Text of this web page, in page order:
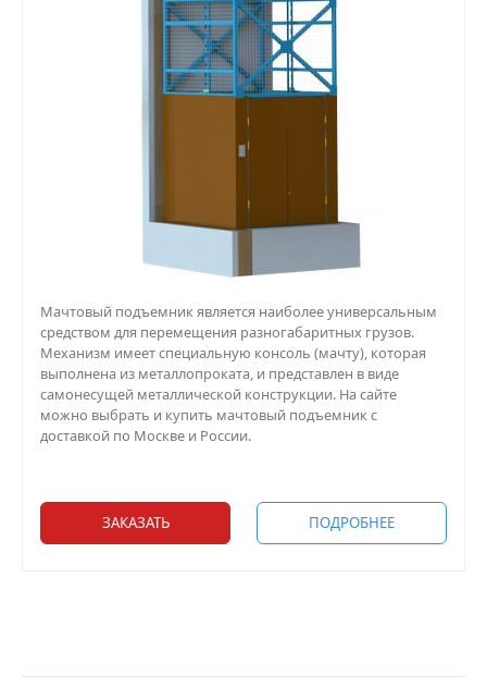
Мачтовый подъемник является наиболее универсальным
средством для перемещения разногабаритных грузов.
Механизм имеет специальную консоль (мачту), которая
выполнена из металлопроката, и представлен в виде
самонесущей металлической конструкции. На сайте
можно выбрать и купить мачтовый подъемник с
доставкой по Москве и России.
ЗАКАЗАТЬ ПОДРОБНЕЕ